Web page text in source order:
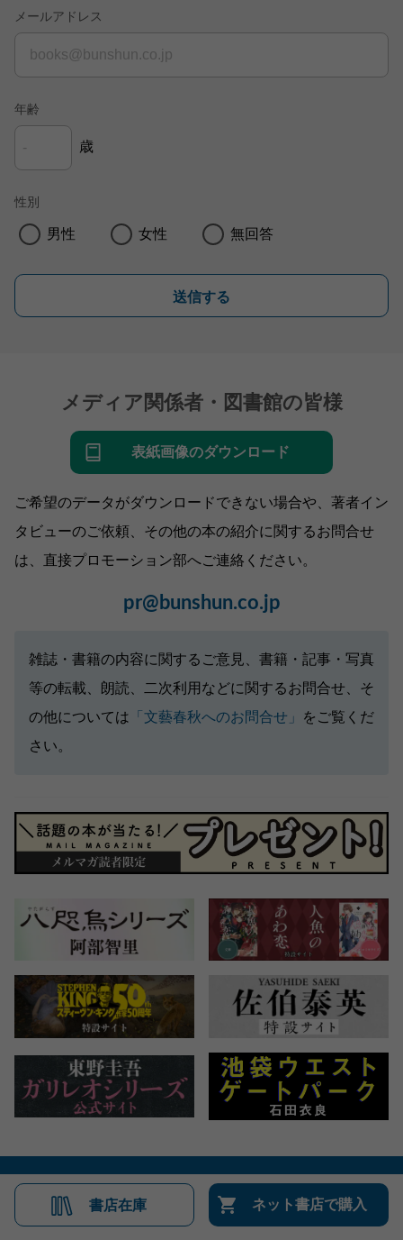
メールアドレス
年齢
歳
性別
男性 女性 無回答
送信する
メディア関係者・図書館の皆様
表紙画像のダウンロード
ご希望のデータがダウンロードできない場合や、著者イン
タビューのご依頼、その他の本の紹介に関するお問合せ
は、直接プロモーション部へご連絡ください。
pr@bunshun.co.jp
雑誌・書籍の内容に関するご意見、書籍・記事・写真
等の転載、朗読、二次利用などに関するお問合せ、そ
の他については 「文藝春秋へのお問合せ」
をご覧くだ
さい。
書店在庫 ネット書店で購入
会社概要 自費出版のご案内 お問合せ
株式会社文藝春秋 Number Web
CREA WEB
Copyright © Bungeishunju Ltd.